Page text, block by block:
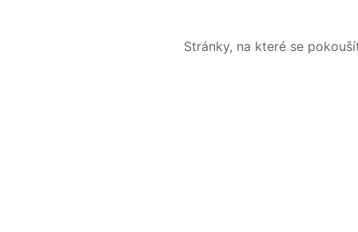
Stránky, na které se